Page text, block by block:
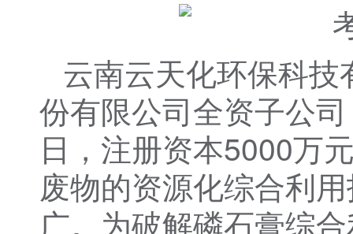
云南云天化环保科
份有限公司全资子公
日，注册资本5000万
废物的资源化综合利
广。为破解磷石膏综